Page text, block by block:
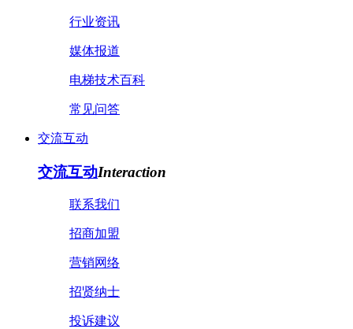
行业资讯
媒体报道
电梯技术百科
常见问答
交流互动
交流互动Interaction
联系我们
招商加盟
营销网络
招贤纳士
投诉建议